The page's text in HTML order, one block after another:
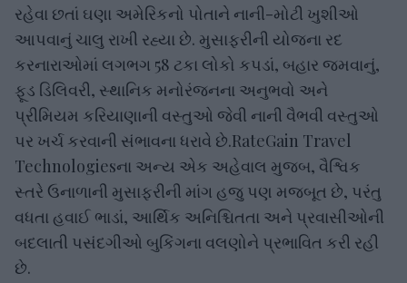
રહેવા છતાં ઘણા અમેરિકનો પોતાને નાની-મોટી ખુશીઓ
આપવાનું ચાલુ રાખી રહ્યા છે. મુસાફરીની યોજના રદ
કરનારાઓમાં લગભગ 58 ટકા લોકો કપડાં, બહાર જમવાનું,
ફૂડ ડિલિવરી, સ્થાનિક મનોરંજનના અનુભવો અને
પ્રીમિયમ કરિયાણાની વસ્તુઓ જેવી નાની વૈભવી વસ્તુઓ
પર ખર્ચ કરવાની સંભાવના ધરાવે છે.RateGain Travel
Technologiesના અન્ય એક અહેવાલ મુજબ, વૈશ્વિક
સ્તરે ઉનાળાની મુસાફરીની માંગ હજુ પણ મજબૂત છે, પરંતુ
વધતા હવાઈ ભાડાં, આર્થિક અનિશ્ચિતતા અને પ્રવાસીઓની
બદલાતી પસંદગીઓ બુકિંગના વલણોને પ્રભાવિત કરી રહી
છે.